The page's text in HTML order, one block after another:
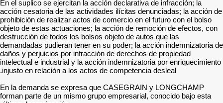
En el suplico se ejercitan
acción cesatoria de las
prohibición de realizar
objeto de estas
destrucción de todos los
demandadas pudieran
daños y perjuicios por
intelectual e industrial y la
injusto en relación a los
En la demanda se
forman parte de un mismo